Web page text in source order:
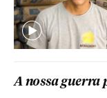
A nossa